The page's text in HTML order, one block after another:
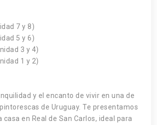
7 y 8)
5 y 6)
3 y 4)
1 y 2)
y el encanto de vivir en una de
de Uruguay. Te presentamos
casa en Real de San Carlos, ideal para